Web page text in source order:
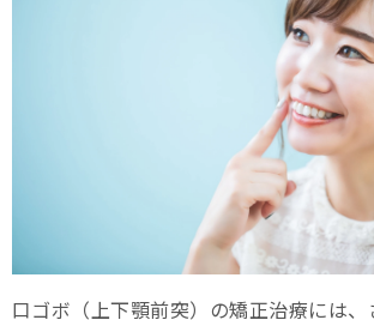
口ゴボ（上下顎前突）の矯正治療には